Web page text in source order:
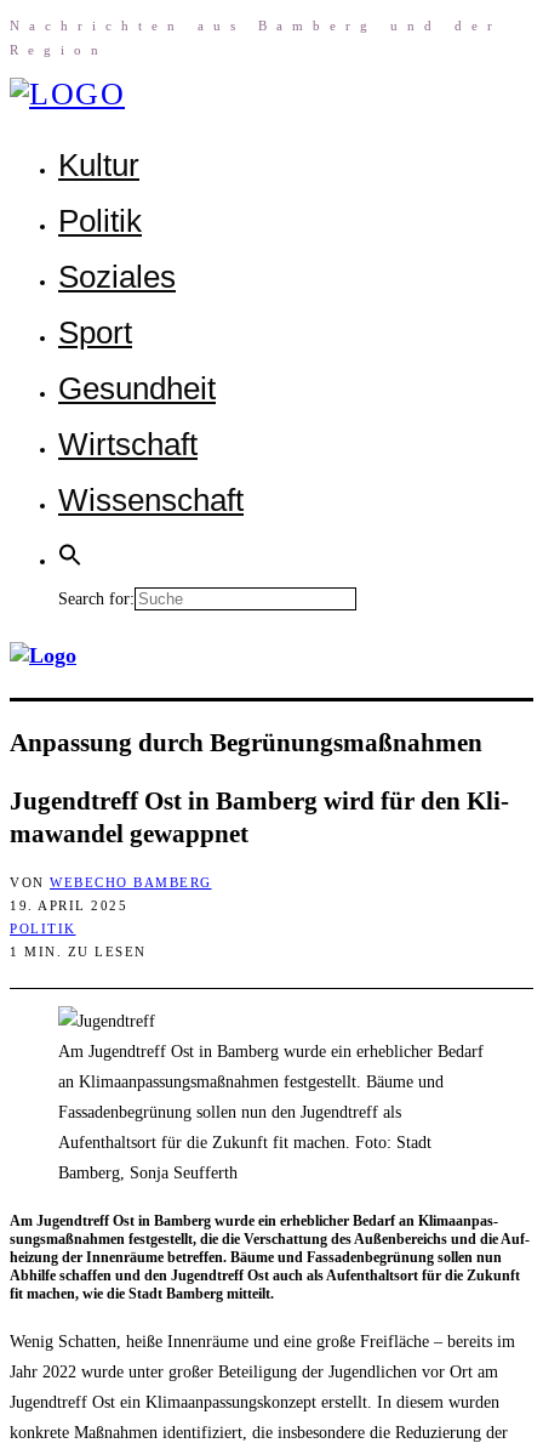
Nach­rich­ten aus Bam­berg und der
Region
Kul­tur
Poli­tik
Sozia­les
Sport
Gesund­heit
Wirt­schaft
Wis­sen­schaft
Search for:
Anpas­sung durch Begrünungsmaßnahmen
Jugend­treff Ost in Bam­berg wird für den Kli­
ma­wan­del gewappnet
VON WEBECHO BAMBERG
19. APRIL 2025
POLITIK
1 MIN. ZU LESEN
Am Jugendtreff Ost in Bamberg wurde ein erheblicher Bedarf
an Klimaanpassungsmaßnahmen festgestellt. Bäume und
Fassadenbegrünung sollen nun den Jugendtreff als
Aufenthaltsort für die Zukunft fit machen. Foto: Stadt
Bamberg, Sonja Seufferth
Am Jugend­treff Ost in Bam­berg wur­de ein erheb­li­cher Bedarf an Kli­ma­an­pas­
sungs­maß­nah­men fest­ge­stellt, die die Ver­schat­tung des Außen­be­reichs und die Auf­
hei­zung der Innen­räu­me betref­fen. Bäu­me und Fas­sa­den­be­grü­nung sol­len nun
Abhil­fe schaf­fen und den Jugend­treff Ost auch als Auf­ent­halts­ort für die Zukunft
fit machen, wie die Stadt Bam­berg mitteilt.
Wenig Schat­ten, hei­ße Innen­räu­me und eine gro­ße Frei­flä­che – bereits im
Jahr 2022 wur­de unter gro­ßer Betei­li­gung der Jugend­li­chen vor Ort am
Jugend­treff Ost ein Kli­ma­an­pas­sungs­kon­zept erstellt. In die­sem wur­den
kon­kre­te Maß­nah­men iden­ti­fi­ziert, die ins­be­son­de­re die Redu­zie­rung der